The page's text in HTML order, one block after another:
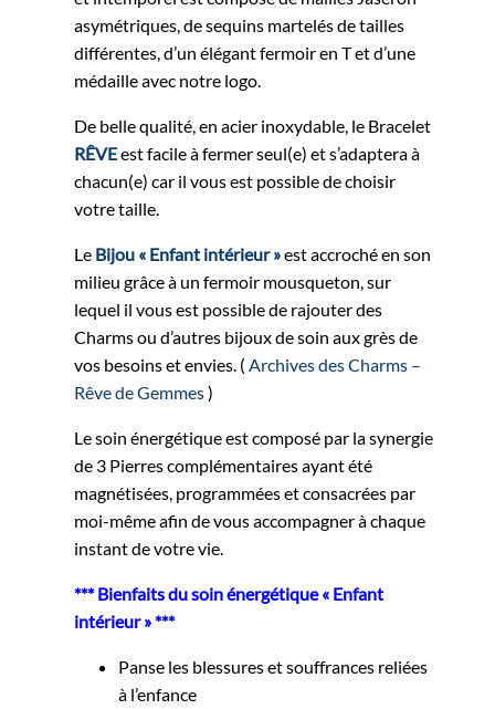
asymétriques, de sequins martelés de tailles
différentes, d’un élégant fermoir en T et d’une
médaille avec notre logo.
De belle qualité, en acier inoxydable, le Bracelet
RÊVEest facile à fermer seul(e) et s’adaptera à
chacun(e) car il vous est possible de choisir
votre taille.
Le Bijou « Enfant intérieur »est accroché en son
milieu grâce à un fermoir mousqueton, sur
lequel il vous est possible de rajouter des
Charms ou d’autres bijoux de soin aux grès de
vos besoins et envies. ( Archives des Charms –
Rêve de Gemmes)
Le soin énergétique est composé par la synergie
de 3 Pierres complémentaires ayant été
magnétisées, programmées et consacrées par
moi-même afin de vous accompagner à chaque
instant de votre vie.
*** Bienfaits du soin énergétique « Enfant
intérieur » ***
Panse les blessures et souffrances reliées
à l’enfance